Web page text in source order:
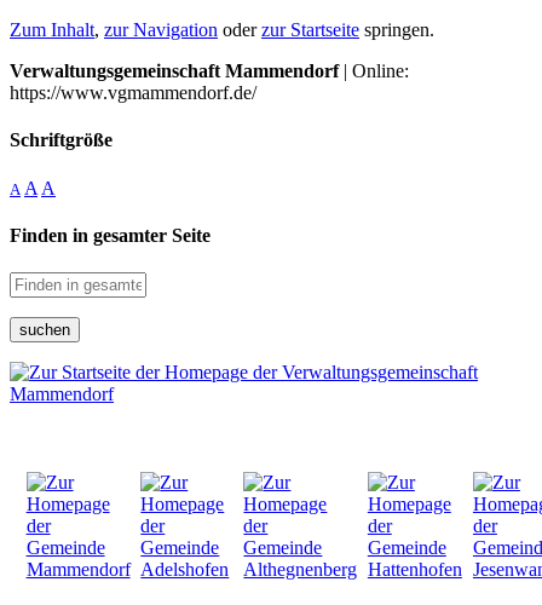
Zum Inhalt, zur Navigation oderzur Startseite springen.
Verwaltungsgemeinschaft Mammendorf| Online:
https://www.vgmammendorf.de/
Schriftgröße
A A A
Finden in gesamter Seite
suchen